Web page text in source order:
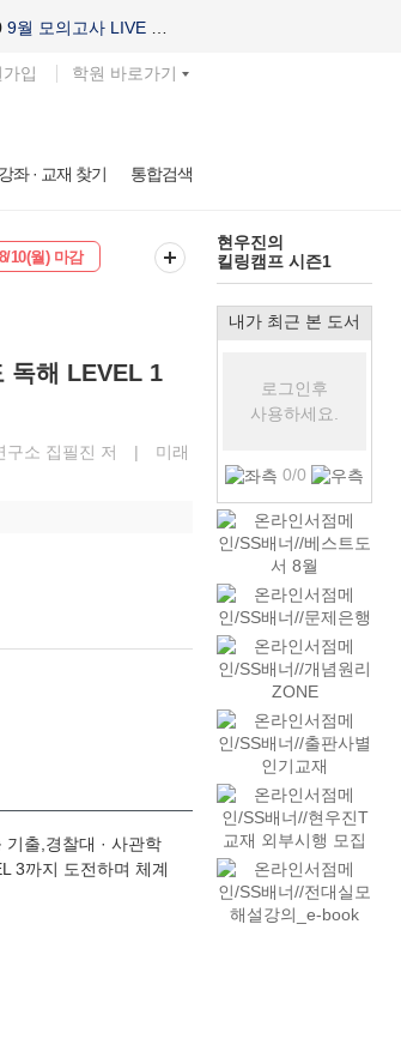
9월 모의고사 LIVE 설명회
입 학원 바로가기
강좌 · 교재 찾기 통합검색
8/10(월) 마감
현우진의
킬링캠프 시즌1
독해 LEVEL 1
구소 집필진 저 |
미래
출,경찰대 · 사관학
3까지 도전하며 체계
내가 최근 본 도서
로그인후
사용하세요.
0/0